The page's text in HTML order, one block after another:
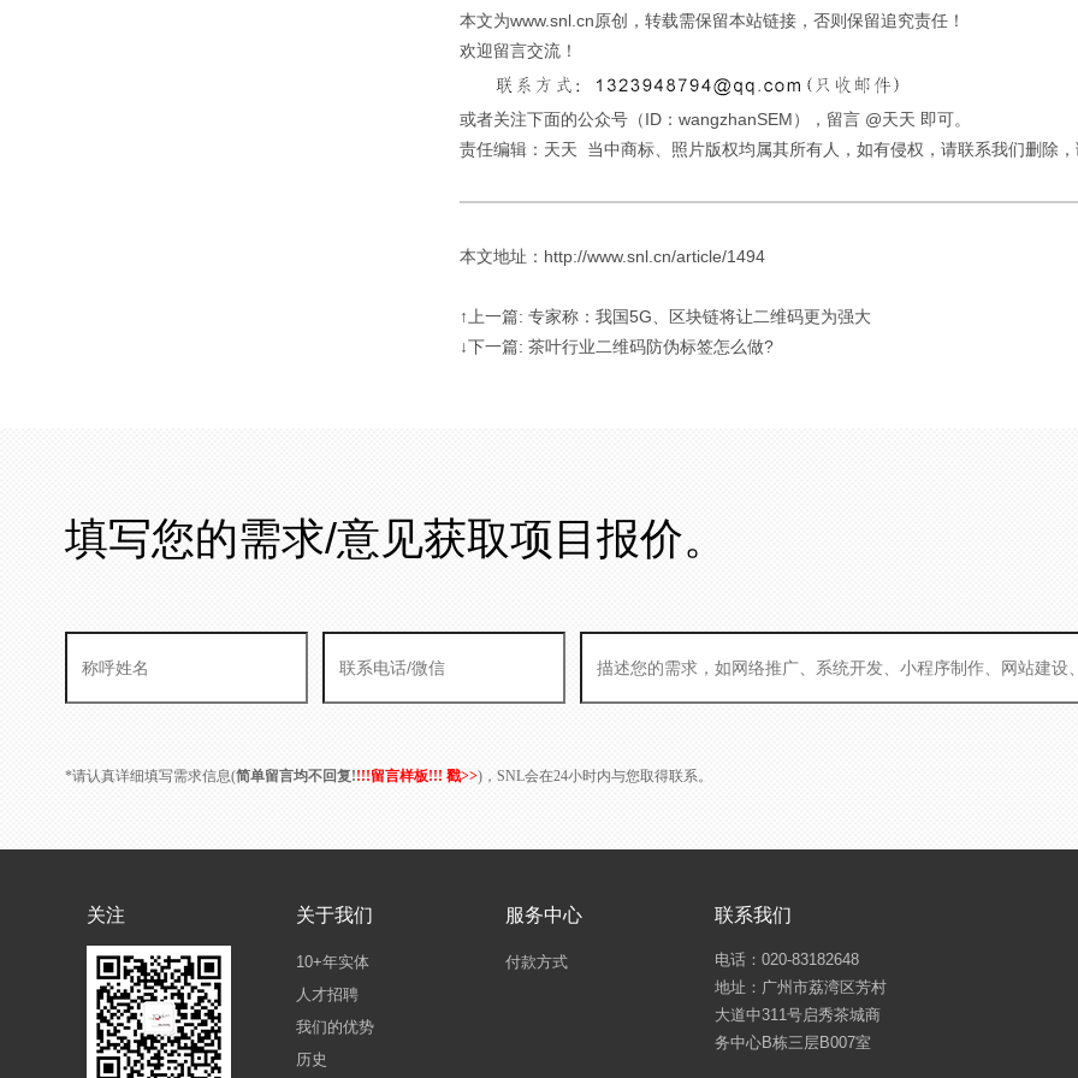
本文为www.snl.cn原创，转载需保留本站链接，否则保留追究责任！
欢迎留言交流！
或者关注下面的公众号（ID：wangzhanSEM），留言 @天天 即可。
责任编辑：天天 当中商标、照片版权均属其所有人，如有侵权，请联系我们删除
本文地址：http://www.snl.cn/article/1494
↑上一篇: 专家称：我国5G、区块链将让二维码更为强大
↓下一篇: 茶叶行业二维码防伪标签怎么做?
填写您的需求/意见获取项目报价。
*请认真详细填写需求信息(简单留言均不回复!!!!留言样板!!! 戳>>)，SNL会在24小时内与您取得联系。
关注 关于我们
10+年实体
人才招聘
我们的优势
历史
服务中心
付款方式
联系我们
电话：020-83182648
地址：广州市荔湾区芳村
大道中311号启秀茶城商
务中心B栋三层B007室